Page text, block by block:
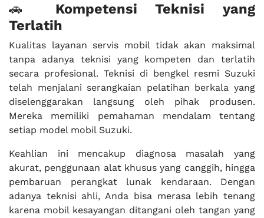
🚗 Kompetensi Teknisi yang
Terlatih
Kualitas layanan servis mobil tidak akan maksimal
tanpa adanya teknisi yang kompeten dan terlatih
secara profesional. Teknisi di bengkel resmi Suzuki
telah menjalani serangkaian pelatihan berkala yang
diselenggarakan langsung oleh pihak produsen.
Mereka memiliki pemahaman mendalam tentang
setiap model mobil Suzuki.
Keahlian ini mencakup diagnosa masalah yang
akurat, penggunaan alat khusus yang canggih, hingga
pembaruan perangkat lunak kendaraan. Dengan
adanya teknisi ahli, Anda bisa merasa lebih tenang
karena mobil kesayangan ditangani oleh tangan yang